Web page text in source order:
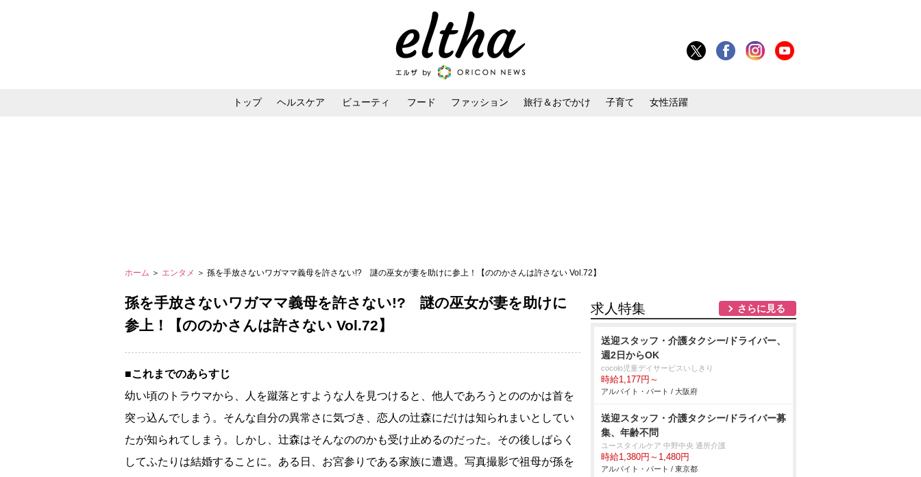
トップ ヘルスケア ビューティ フード ファッション 旅行＆おでかけ 子育て 女性活躍
ホーム ＞ エンタメ ＞ 孫を手放さないワガママ義母を許さない!? 謎の巫女が妻を助けに参上！【ののかさんは許さない Vol.72】
孫を手放さないワガママ義母を許さない!? 謎の巫女が妻を助けに
参上！【ののかさんは許さない Vol.72】
■これまでのあらすじ
幼い頃のトラウマから、人を蹴落とすような人を見つけると、他人であろうとののかは首を
突っ込んでしまう。そんな自分の異常さに気づき、恋人の辻森にだけは知られまいとしてい
たが知られてしまう。しかし、辻森はそんなののかも受け止めるのだった。その後しばらく
してふたりは結婚することに。ある日、お宮参りである家族に遭遇。写真撮影で祖母が孫を
求人特集 さらに見る
送迎スタッフ・介護タクシー/ドライバー、
週2日からOK
cocolo児童デイサービスいしきり
時給1,177円～
アルバイト・パート / 大阪府
送迎スタッフ・介護タクシー/ドライバー募
集、年齢不問
ユースタイルケア 中野中央 通所介護
時給1,380円～1,480円
アルバイト・パート / 東京都